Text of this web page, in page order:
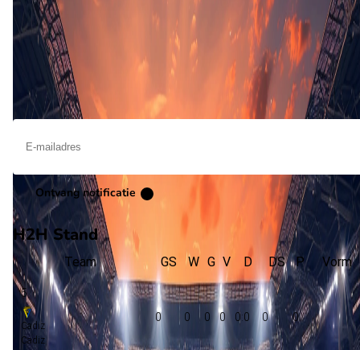
Op oktober 4 2026 gaat Cadiz de strijd aan met Leganés. De
wedstrijd wordt afgetrapt om 13:00 en wordt gespeeld in de
LaLiga2.
Ontvang een notificatie als deze voorbeschouwing beschikbaar is
Ontvang notificatie
H2H Stand
Team GS W G V D DS P Vorm
5
Cadiz
Cadiz
0 0 0 0 0:0 0 0